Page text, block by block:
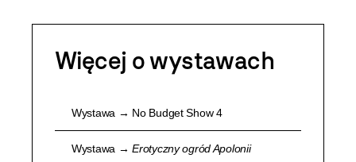
Więcej o wystawach
Wystawa → No Budget Show 4
Wystawa →Erotyczny ogród Apolonii